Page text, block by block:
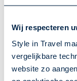
Wij respecteren
Style in Travel
vergelijkbare
website zo
kunt u
In deze reis is
tenzij anders
onbeperkt aantal
belastingen. Er